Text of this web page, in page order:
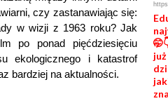
czy zastanawiając się:
w wizji z 1963 roku? Jak
po ponad pięćdziesięciu
ekologicznego i katastrof
bardziej na aktualności.